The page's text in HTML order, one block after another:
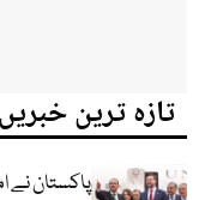
تازہ ترین خبریں
پاکستان نے